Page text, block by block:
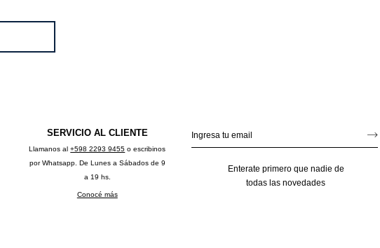
SERVICIO AL CLIENTE
Llamanos al+598 2293 9455 o escribinos
por Whatsapp. De Lunes a Sábados de 9
a 19 hs.
Conocé más
Enterate primero que nadie de
todas las novedades